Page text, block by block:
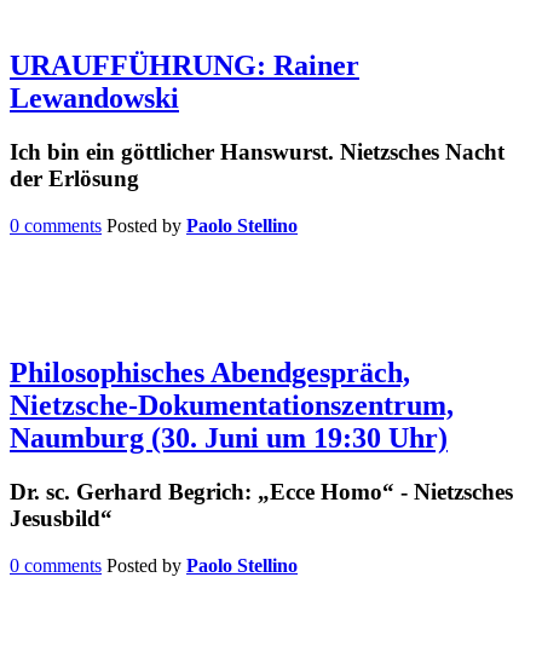
URAUFFÜHRUNG: Rainer
Lewandowski
Ich bin ein göttlicher Hanswurst. Nietzsches Nacht
der Erlösung
0 comments Posted by Paolo Stellino
Philosophisches Abendgespräch,
Nietzsche-Dokumentationszentrum,
Naumburg (30. Juni um 19:30 Uhr)
Dr. sc. Gerhard Begrich: „Ecce Homo“ - Nietzsches
Jesusbild“
0 comments Posted by Paolo Stellino